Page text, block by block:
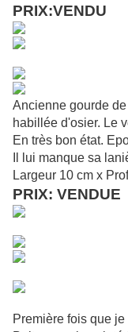
PRIX:VENDU
Ancienne gourde
habillée d'osier. Le
En très bon état.
Il lui manque sa
Largeur 10 cm x
PRIX: VENDUE
Première fois que